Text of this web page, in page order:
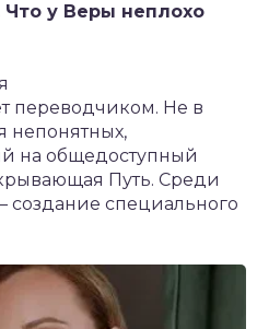
у Веры неплохо
переводчиком. Не в
непонятных,
на общедоступный
Путь. Среди
создание специального